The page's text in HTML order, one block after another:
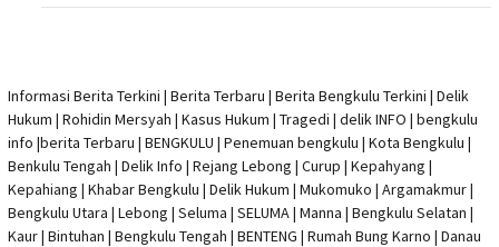
Informasi Berita Terkini | Berita Terbaru | Berita Bengkulu Terkini | Delik
Hukum | Rohidin Mersyah | Kasus Hukum | Tragedi | delik INFO | bengkulu
info |berita Terbaru | BENGKULU | Penemuan bengkulu | Kota Bengkulu |
Benkulu Tengah | Delik Info | Rejang Lebong | Curup | Kepahyang |
Kepahiang | Khabar Bengkulu | Delik Hukum | Mukomuko | Argamakmur |
Bengkulu Utara | Lebong | Seluma | SELUMA | Manna | Bengkulu Selatan |
Kaur | Bintuhan | Bengkulu Tengah | BENTENG | Rumah Bung Karno | Danau